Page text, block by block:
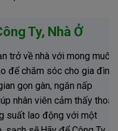
Ty, Nhà Ở
trở về nhà với mong muốn
để chăm sóc cho gia đình,
gọn gàn, ngăn nấp
nhân viên cảm thấy thoải
suất lao động với một